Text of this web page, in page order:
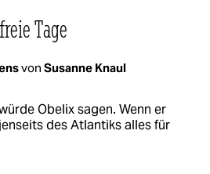
Tage
von Susanne Knaul
Obelix sagen. Wenn er
des Atlantiks alles für